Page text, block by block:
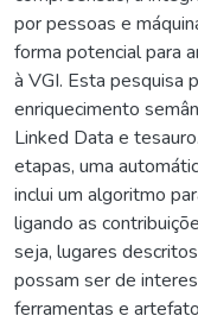
por pessoas e
forma potencial para
à VGI. Esta pesquisa
enriquecimento
Linked Data e
etapas, uma
inclui um algoritmo
ligando as
seja, lugares
possam ser de
ferramentas e